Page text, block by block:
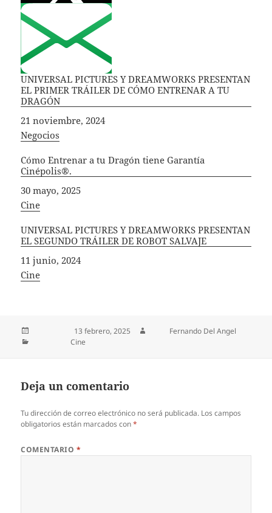
UNIVERSAL PICTURES Y DREAMWORKS PRESENTAN
EL PRIMER TRÁILER DE CÓMO ENTRENAR A TU
DRAGÓN
Fecha
21 noviembre, 2024
In relation to
Negocios
Cómo Entrenar a tu Dragón tiene Garantía
Cinépolis®.
Fecha
30 mayo, 2025
In relation to
Cine
UNIVERSAL PICTURES Y DREAMWORKS PRESENTAN
EL SEGUNDO TRÁILER DE ROBOT SALVAJE
Fecha
11 junio, 2024
In relation to
Cine
13 febrero, 2025
Fernando Del Angel
CategoríasCine
Deja un comentario
Tu dirección de correo electrónico no será publicada. Los campos
obligatorios están marcados con*
COMENTARIO *